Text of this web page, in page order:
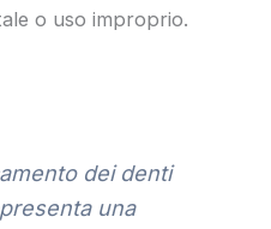
o uso improprio.
dei denti
una